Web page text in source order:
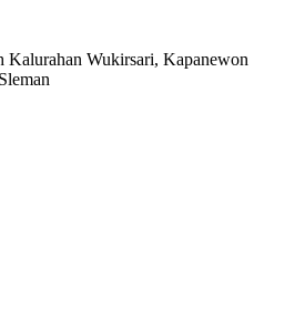
Kalurahan Wukirsari, Kapanewon